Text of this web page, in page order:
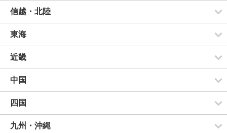
信越・北陸
東海
近畿
中国
四国
九州・沖縄